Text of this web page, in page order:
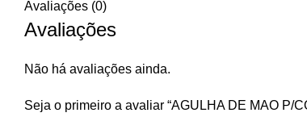
Avaliações (0)
Avaliações
Não há avaliações ainda.
Seja o primeiro a avaliar “AGULHA DE MAO P/